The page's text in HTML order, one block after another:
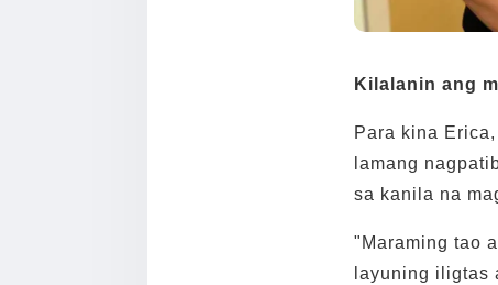
Kilalanin ang
Para kina
lamang
sa kanila na
"Maraming tao
layuning iligtas